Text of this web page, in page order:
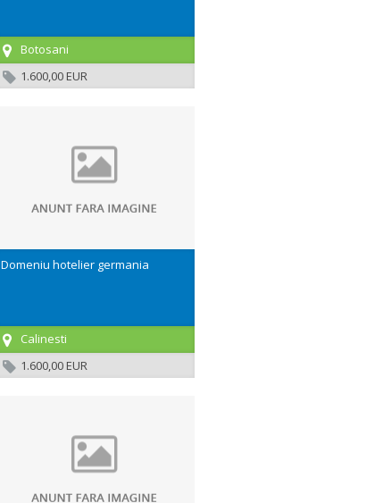
Botosani
1.600,00 EUR
Domeniu hotelier germania
Calinesti
1.600,00 EUR